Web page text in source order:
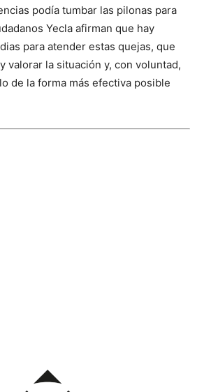
podía tumbar las pilonas para
Yecla afirman que hay
para atender estas quejas, que
valorar la situación y, con voluntad,
de la forma más efectiva posible